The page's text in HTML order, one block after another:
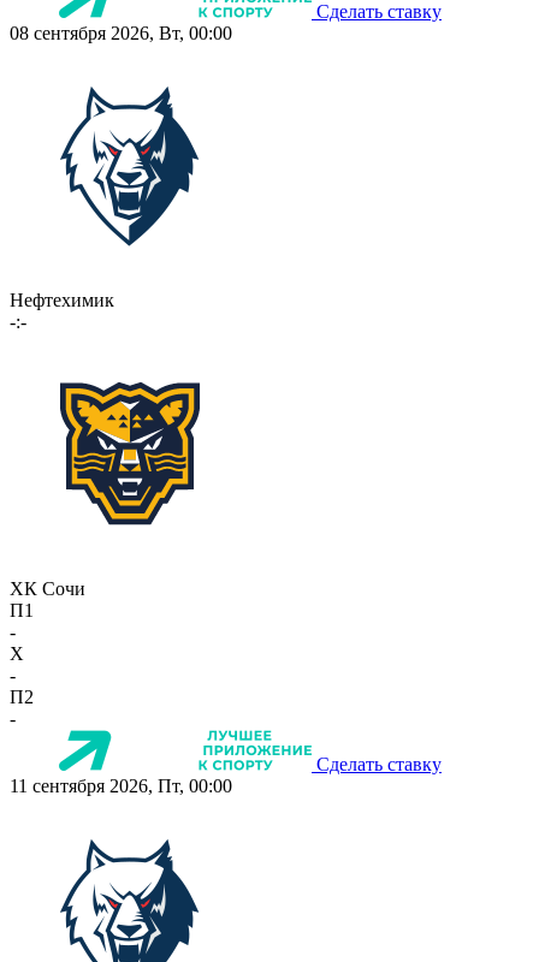
Сделать ставку
08 сентября 2026, Вт, 00:00
Нефтехимик
-:-
ХК Сочи
П1
-
X
-
П2
-
Сделать ставку
11 сентября 2026, Пт, 00:00